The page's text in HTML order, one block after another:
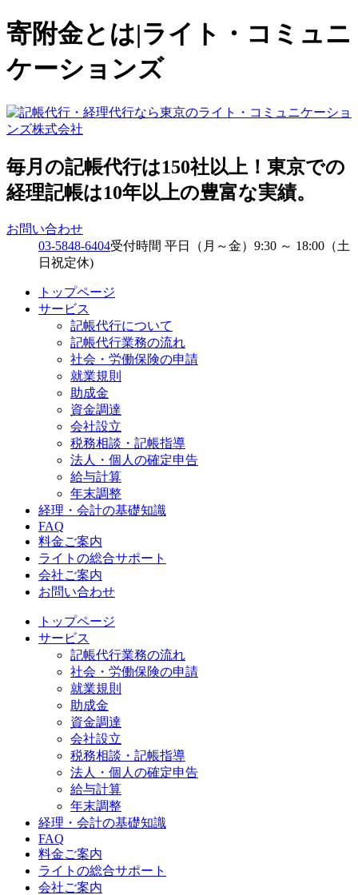
寄附金とは|ライト・コミュニ
ケーションズ
毎月の記帳代行は150社以上！東京での
経理記帳は10年以上の豊富な実績。
お問い合わせ
03-5848-6404受付時間 平日（月～金）9:30 ～ 18:00（土
日祝定休)
トップページ
サービス
記帳代行について
記帳代行業務の流れ
社会・労働保険の申請
就業規則
助成金
資金調達
会社設立
税務相談・記帳指導
法人・個人の確定申告
給与計算
年末調整
経理・会計の基礎知識
FAQ
料金ご案内
ライトの総合サポート
会社ご案内
お問い合わせ
トップページ
サービス
記帳代行業務の流れ
社会・労働保険の申請
就業規則
助成金
資金調達
会社設立
税務相談・記帳指導
法人・個人の確定申告
給与計算
年末調整
経理・会計の基礎知識
FAQ
料金ご案内
ライトの総合サポート
会社ご案内